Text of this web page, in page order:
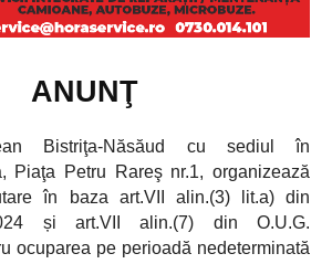
ANUNŢ
Bistriţa-Năsăud cu sediul în
Piaţa Petru Rareş nr.1, organizează
în baza art.VII alin.(3) lit.a) din
și art.VII alin.(7) din O.U.G.
ocuparea pe perioadă nedeterminată